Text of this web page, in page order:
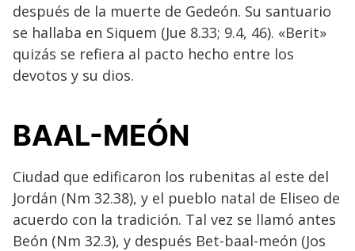
después de la muerte de Gedeón. Su santuario
se hallaba en Siquem (Jue 8.33; 9.4, 46). «Berit»
quizás se refiera al pacto hecho entre los
devotos y su dios.
BAAL-MEÓN
Ciudad que edificaron los rubenitas al este del
Jordán (Nm 32.38), y el pueblo natal de Eliseo de
acuerdo con la tradición. Tal vez se llamó antes
Beón (Nm 32.3), y después Bet-baal-meón (Jos